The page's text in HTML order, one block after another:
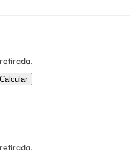
Calcular